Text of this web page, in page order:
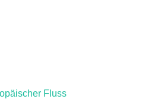
Fluss